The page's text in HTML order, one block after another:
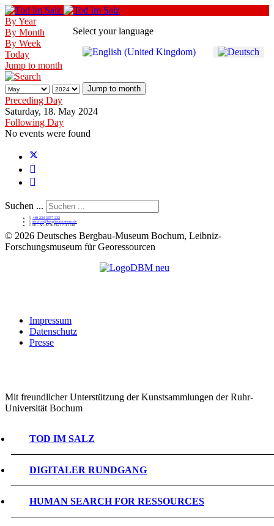
Select your language
By Year
By Month
By Week
Today
Jump to month
Jump to month
Preceding Day
Saturday, 18. May 2024
Following Day
No events were found
Suchen ...
+49 234 5877 232
service@bergbaumuseum.de
Di - So 09:30 bis 17:30 Uhr
© 2026 Deutsches Bergbau-Museum Bochum, Leibniz-
Forschungsmuseum für Georessourcen
Impressum
Datenschutz
Presse
Mit freundlicher Unterstützung der Kunstsammlungen der Ruhr-
Universität Bochum
TOD IM SALZ
DIGITALER RUNDGANG
HUMAN SEARCH FOR RESSOURCES